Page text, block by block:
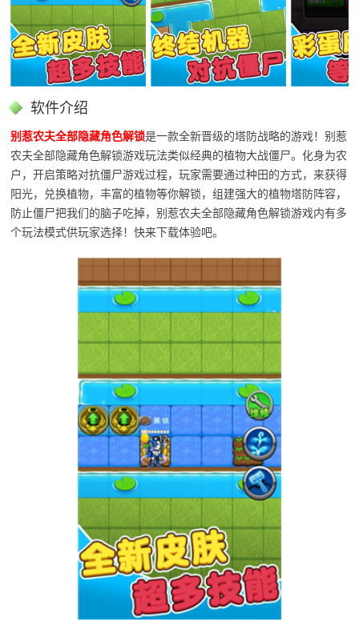
软件介绍
别惹农夫全部隐藏角色解锁是一款全新晋级的塔防战略的游戏！别惹
农夫全部隐藏角色解锁游戏玩法类似经典的植物大战僵尸。化身为农
户，开启策略对抗僵尸游戏过程，玩家需要通过种田的方式，来获得
阳光，兑换植物，丰富的植物等你解锁，组建强大的植物塔防阵容，
防止僵尸把我们的脑子吃掉，别惹农夫全部隐藏角色解锁游戏内有多
个玩法模式供玩家选择！快来下载体验吧。